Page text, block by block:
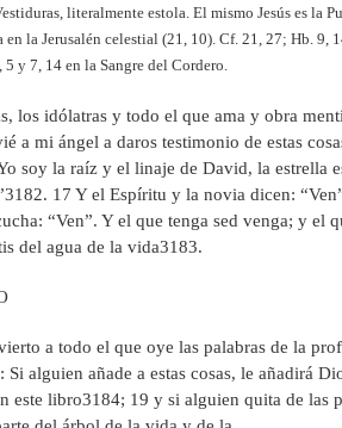
literalmente estola. El mismo Jesús es la
en la Jerusalén celestial (21, 10). Cf. 21, 27; Hb. 9,
5 y 7, 14 en la Sangre del Cordero.
los idólatras y todo el que ama y obra
a mi ángel a daros testimonio de estas
soy la raíz y el linaje de David, la estrella
17 Y el Espíritu y la novia dicen:
“Ven”. Y el que tenga sed venga; y el
del agua de la vida3183.
a todo el que oye las palabras de la
Si alguien añade a estas cosas, le añadirá
este libro3184; 19 y si alguien quita de las